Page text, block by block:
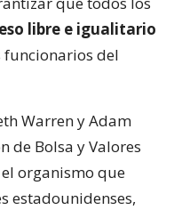
libre e igualitario
funcionarios del
Warren y Adam
de Bolsa y Valores
el organismo que
estadounidenses,